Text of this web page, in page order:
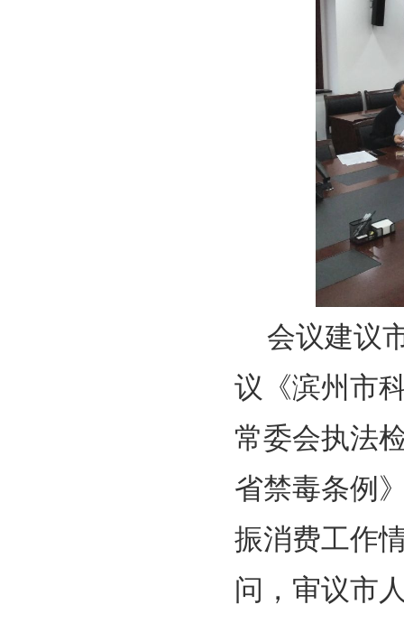
会议建议
议《滨州市
常委会执法
省禁毒条例
振消费工作
问，审议市